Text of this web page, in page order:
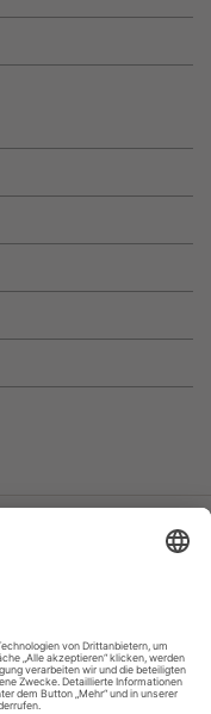
Betriebs KG
angegebenen Werte
WLTP (Worldwide
Der